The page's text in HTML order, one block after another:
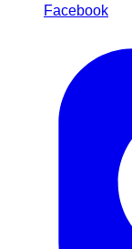
Facebook